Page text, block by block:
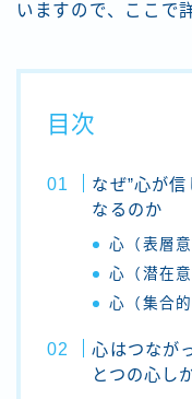
いますので、ここで
目次
なぜ”心が
なるのか
心（表層
心（潜在
心（集合
心はつなが
とつの心し